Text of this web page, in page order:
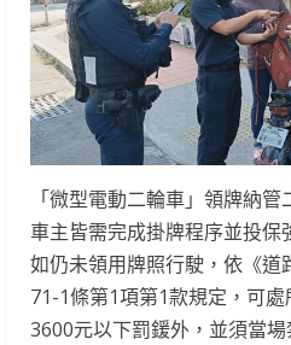
「微型電動二輪車」領牌納
車主皆需完成掛牌程序並投保
如仍未領用牌照行駛，依《道
71-1條第1項第1款規定，可
3600元以下罰鍰外，並須當